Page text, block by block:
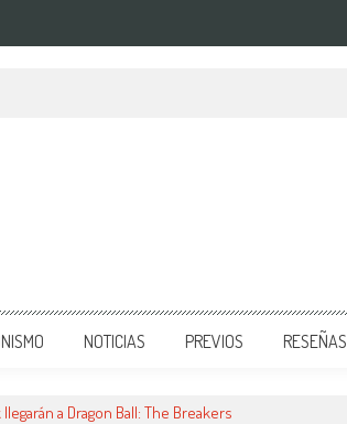
NOTICIAS PREVIOS RESEÑAS
a Dragon Ball: The Breakers